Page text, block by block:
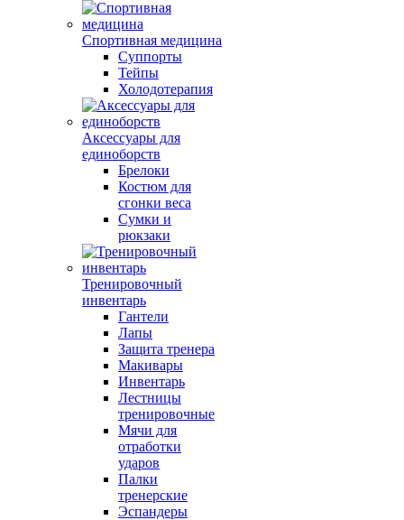
Спортивная медицина
Суппорты
Тейпы
Холодотерапия
Аксессуары для
единоборств
Брелоки
Костюм для
сгонки веса
Сумки и
рюкзаки
Тренировочный
инвентарь
Гантели
Лапы
Защита тренера
Макивары
Инвентарь
Лестницы
тренировочные
Мячи для
отработки
ударов
Палки
тренерские
Эспандеры